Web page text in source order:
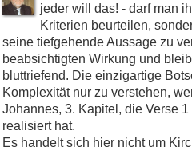
jeder will das! - darf man
Kriterien beurteilen,
seine tiefgehende Aussage zu
beabsichtigten Wirkung und
bluttriefend. Die einzigartige
Komplexität nur zu verstehen,
Johannes, 3. Kapitel, die Verse
realisiert hat.
Es handelt sich hier nicht um